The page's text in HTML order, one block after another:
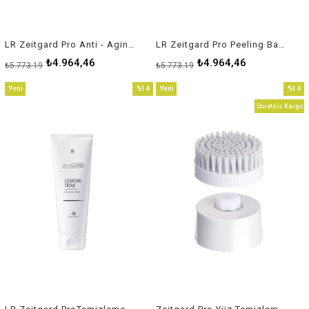
₺4.964,46
₺5.773,19 ₺4.964,46
₺5.773,19
%14
Yeni
%14
İndirim
Ücretsiz Kargo
Yeni